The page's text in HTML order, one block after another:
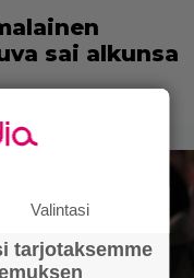
sai alkunsa
Valintasi
tarjotaksemme